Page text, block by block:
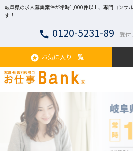
岐阜県の求人募集案件が常時1,000件以上、専門コンサ
す！
call 0120-5231-89 受
stars お気に入り一覧